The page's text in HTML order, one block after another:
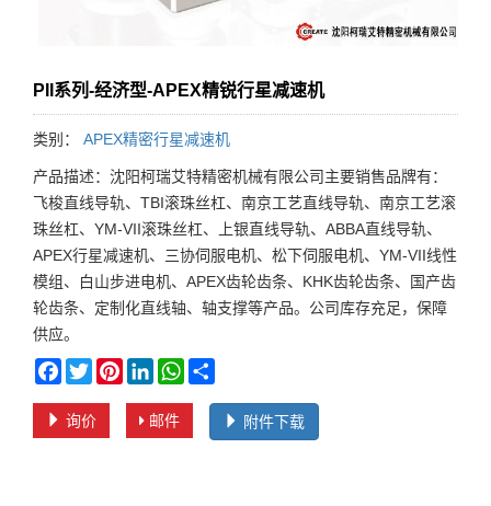
PII系列-经济型-APEX精锐行星减速机
类别： APEX精密行星减速机
产品描述：沈阳柯瑞艾特精密机械有限公司主要销售品牌有：
飞梭直线导轨、TBI滚珠丝杠、南京工艺直线导轨、南京工艺滚
珠丝杠、YM-VII滚珠丝杠、上银直线导轨、ABBA直线导轨、
APEX行星减速机、三协伺服电机、松下伺服电机、YM-VII线性
模组、白山步进电机、APEX齿轮齿条、KHK齿轮齿条、国产齿
轮齿条、定制化直线轴、轴支撑等产品。公司库存充足，保障
供应。
Facebook
TwitterPinterestLinkedInWhatsApp
附件下载
询价 邮件